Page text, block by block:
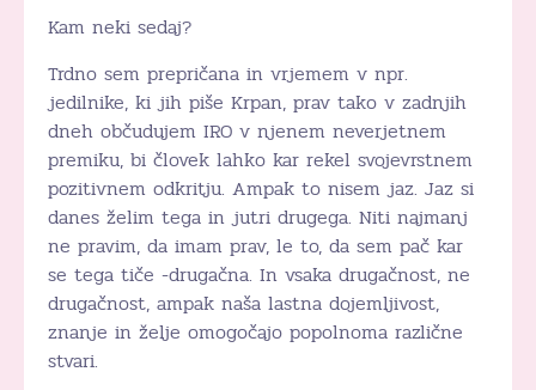
Kam neki sedaj?
Trdno sem prepričana in vrjemem v npr.
jedilnike, ki jih piše Krpan, prav tako v zadnjih
dneh občudujem IRO v njenem neverjetnem
premiku, bi človek lahko kar rekel svojevrstnem
pozitivnem odkritju. Ampak to nisem jaz. Jaz si
danes želim tega in jutri drugega. Niti najmanj
ne pravim, da imam prav, le to, da sem pač kar
se tega tiče -drugačna. In vsaka drugačnost, ne
drugačnost, ampak naša lastna dojemljivost,
znanje in želje omogočajo popolnoma različne
stvari.